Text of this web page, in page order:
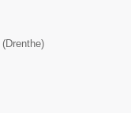
(Drenthe)